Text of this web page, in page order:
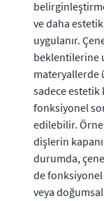
ve daha
uygulanır.
beklentilerine
materyallerde
sadece estetik
fonksiyonel
edilebilir.
dişlerin
durumda,
de fonksiyonel
veya